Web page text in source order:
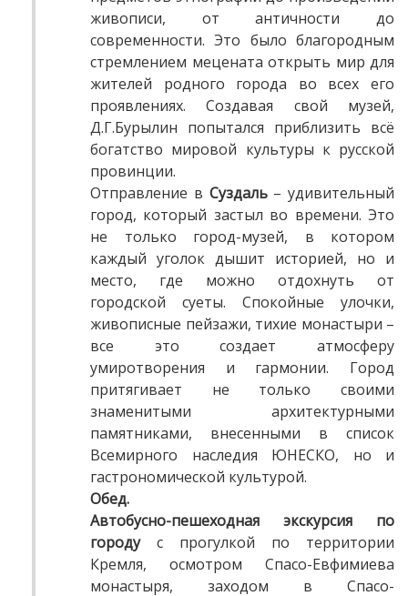
живописи, от античности до
современности. Это было благородным
стремлением мецената открыть мир для
жителей родного города во всех его
проявлениях. Создавая свой музей,
Д.Г.Бурылин попытался приблизить всё
богатство мировой культуры к русской
провинции.
Отправление в Суздаль – удивительный
город, который застыл во времени. Это
не только город-музей, в котором
каждый уголок дышит историей, но и
место, где можно отдохнуть от
городской суеты. Спокойные улочки,
живописные пейзажи, тихие монастыри –
все это создает атмосферу
умиротворения и гармонии. Город
притягивает не только своими
знаменитыми архитектурными
памятниками, внесенными в список
Всемирного наследия ЮНЕСКО, но и
гастрономической культурой.
Обед.
Автобусно-пешеходная экскурсия по
городус прогулкой по территории
Кремля, осмотром Спасо-Евфимиева
монастыря, заходом в Спасо-